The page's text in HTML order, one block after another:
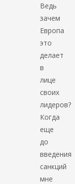
Ведь
зачем
Европа
это
делает
в
лице
своих
лидеров?
Когда
еще
до
введения
санкций
мне